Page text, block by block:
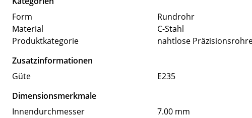
Form
Rundrohr
Material
C-Stahl
Produktkategorie
nahtlose
Zusatzinformationen
Güte
E235
Dimensionsmerkmale
Innendurchmesser
7.00 mm